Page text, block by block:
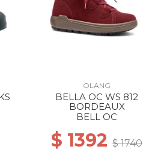
OLANG
BELLA OC WS 812
BORDEAUX
BELL OC
$ 1392 $ 1740